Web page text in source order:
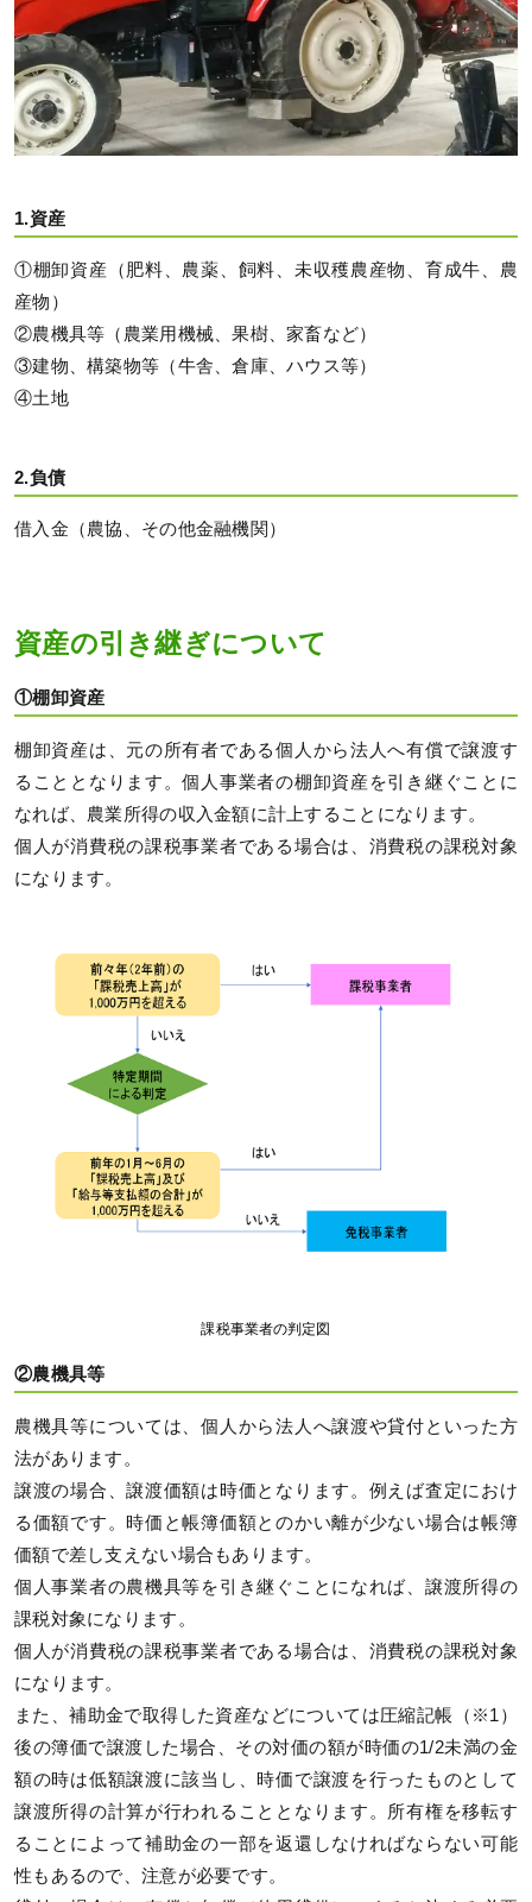
1.資産
①棚卸資産（肥料、農薬、飼料、未収穫農産物、育成牛、農
産物）
②農機具等（農業用機械、果樹、家畜など）
③建物、構築物等（牛舎、倉庫、ハウス等）
④土地
2.負債
借入金（農協、その他金融機関）
資産の引き継ぎについて
①棚卸資産
棚卸資産は、元の所有者である個人から法人へ有償で譲渡す
ることとなります。個人事業者の棚卸資産を引き継ぐことに
なれば、農業所得の収入金額に計上することになります。
個人が消費税の課税事業者である場合は、消費税の課税対象
になります。
課税事業者の判定図
②農機具等
農機具等については、個人から法人へ譲渡や貸付といった方
法があります。
譲渡の場合、譲渡価額は時価となります。例えば査定におけ
る価額です。時価と帳簿価額とのかい離が少ない場合は帳簿
価額で差し支えない場合もあります。
個人事業者の農機具等を引き継ぐことになれば、譲渡所得の
課税対象になります。
個人が消費税の課税事業者である場合は、消費税の課税対象
になります。
また、補助金で取得した資産などについては圧縮記帳（※1）
後の簿価で譲渡した場合、その対価の額が時価の1/2未満の金
額の時は低額譲渡に該当し、時価で譲渡を行ったものとして
譲渡所得の計算が行われることとなります。所有権を移転す
ることによって補助金の一部を返還しなければならない可能
性もあるので、注意が必要です。